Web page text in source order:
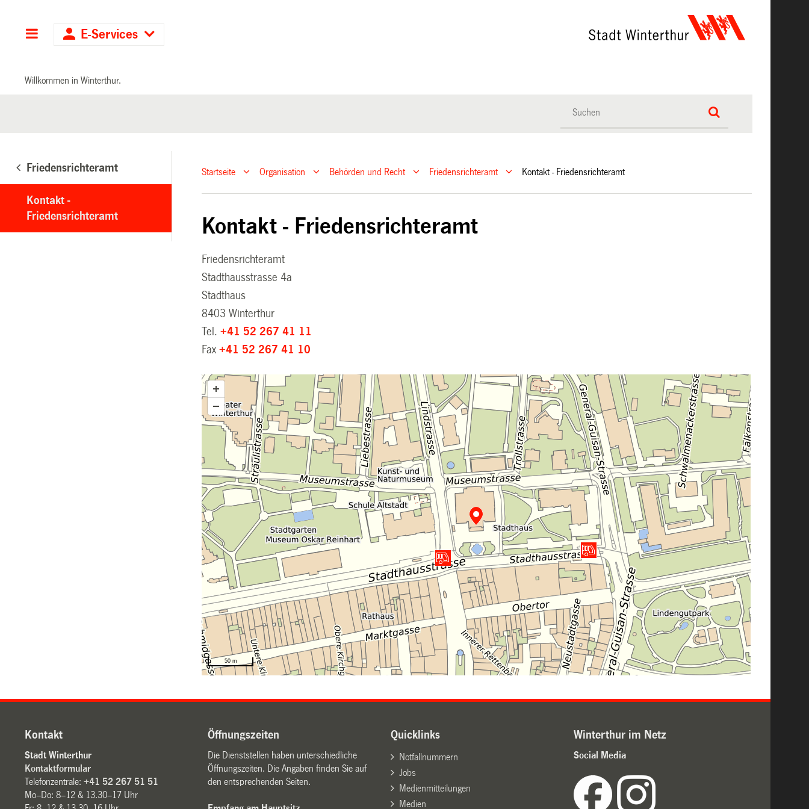
Hauptnavigation
E-Services
Willkommen in Winterthur.
Friedensrichteramt
Kontakt -
Friedensrichteramt
Startseite Organisation Behörden und Recht Friedensrichteramt Kontakt - Friedensrichteramt
Kontakt - Friedensrichteramt
Friedensrichteramt
Stadthausstrasse 4a
Stadthaus
8403 Winterthur
Tel.+41 52 267 41 11
Fax+41 52 267 41 10
Kontakt
Stadt Winterthur
Kontaktformular
Telefonzentrale:+41 52 267 51 51
Mo–Do: 8–12 & 13.30–17 Uhr
Öffnungszeiten
Die Dienststellen haben unterschiedliche
Öffnungszeiten. Die Angaben finden Sie auf
den entsprechenden Seiten.
Quicklinks
Notfallnummern
Jobs
Medienmitteilungen
Medien
Winterthur im Netz
Social Media